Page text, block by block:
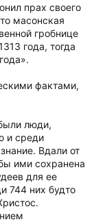
прах своего
масонская
гробнице
года, тогда
фактами,
люди,
и среди
Вдали от
ими сохранена
для ее
744 них будто